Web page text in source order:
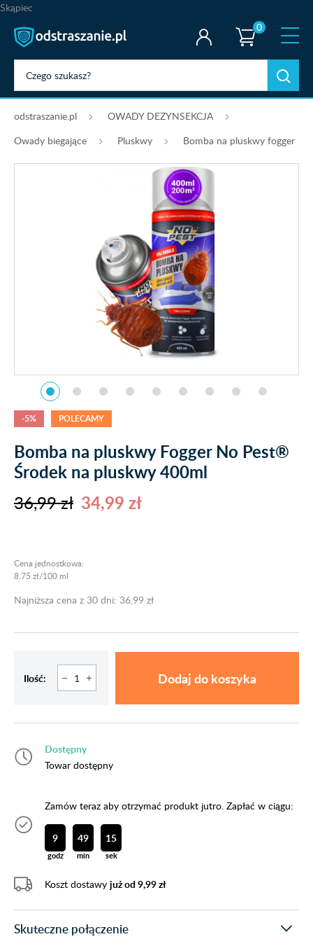
Skąpiec
0
odstraszanie.pl
OWADY DEZYNSEKCJA
Owady biegające
Pluskwy Bomba na pluskwy fogger
-5% POLECAMY
Bomba na pluskwy Fogger No Pest®
Środek na pluskwy 400ml
36,99 zł 34,99 zł
Cena jednostkowa:
8,75 zł/100 ml
Najniższa cena z 30 dni: 36,99 zł
Ilość: Dodaj do koszyka
Dostępny
Towar dostępny
Zamów teraz aby otrzymać produkt jutro. Zapłać w ciągu:
9
godz
49
min
14
sek
Koszt dostawy już od 9,99 zł
Skuteczne połączenie